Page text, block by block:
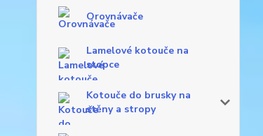
Orovnávače
Lamelové kotouče na
stopce
Kotouče do brusky na
stěny a stropy